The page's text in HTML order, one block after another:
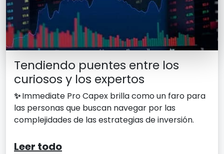
Tendiendo puentes entre los
curiosos y los expertos
✨Immediate Pro Capex brilla como un faro para
las personas que buscan navegar por las
complejidades de las estrategias de inversión.
Leer todo